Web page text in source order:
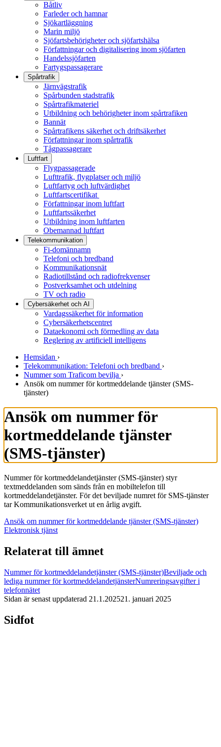
Båtliv
Farleder och hamnar
Sjökartläggning
Marin miljö
Sjöfartsbehörigheter och sjöfartshälsa
Författningar och digitalisering inom sjöfarten
Handelssjöfarten
Fartygspassagerare
Spårtrafik
Järnvägstrafik
Spårbunden stadstrafik
Spårtrafikmateriel
Utbildning och behörigheter inom spårtrafiken
Bannät
Spårtrafikens säkerhet och driftsäkerhet
Författningar inom spårtrafik
Tågpassagerare
Luftfart
Flygpassagerade
Lufttrafik, flygplatser och miljö
Luftfartyg och luftvärdighet
Luftfartscertifikat
Författningar inom luftfart
Luftfartssäkerhet
Utbildning inom luftfarten
Obemannad luftfart
Telekommunikation
Fi-domännamn
Telefoni och bredband
Kommunikationsnät
Radiotillstånd och radiofrekvenser
Postverksamhet och utdelning
TV och radio
Cybersäkerhet och AI
Vardagssäkerhet för information
Cybersäkerhetscentret
Dataekonomi och förmedling av data
Reglering av artificiell intelligens
Hemsidan ›
Telekommunikation: Telefoni och bredband ›
Nummer som Traficom bevilja ›
Ansök om nummer för kortmeddelande tjänster (SMS-
tjänster)
Ansök om nummer för
kortmeddelande tjänster
(SMS-tjänster)
Nummer för kortmeddelandetjänster (SMS-tjänster) styr
textmeddelanden som sänds från en mobiltelefon till
kortmeddelandetjänster. För det beviljade numret för SMS-tjänster
tar Kommunikationsverket ut en årlig avgift.
Ansök om nummer för kortmeddelande tjänster (SMS-tjänster)
Elektronisk tjänst
Relaterat till ämnet
Nummer för kortmeddelandetjänster (SMS-tjänster)Beviljade och
lediga nummer för kortmeddelandetjänsterNumreringsavgifter i
telefonnätet
Sidan är senast uppdaterad 21.1.202521. januari 2025
Sidfot